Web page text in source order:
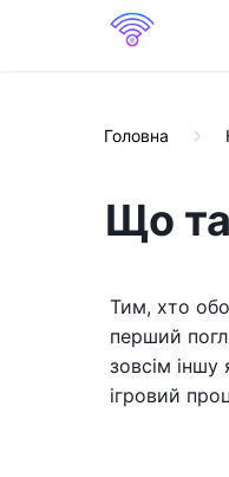
Головна
Що
Тим, хто
перший
зовсім іншу
ігровий